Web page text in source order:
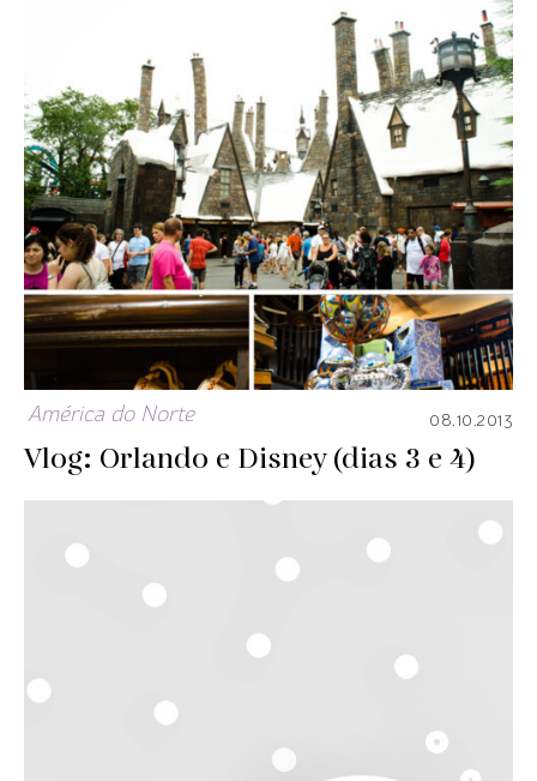
América do Norte 08.10.2013
Vlog: Orlando e Disney (dias 3 e 4)